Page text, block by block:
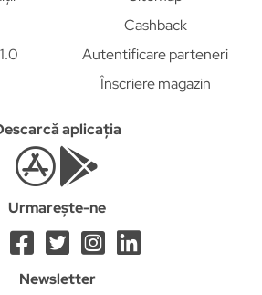
Cashback
Autentificare parteneri
Înscriere magazin
aplicația
Urmarește-ne
Newsletter